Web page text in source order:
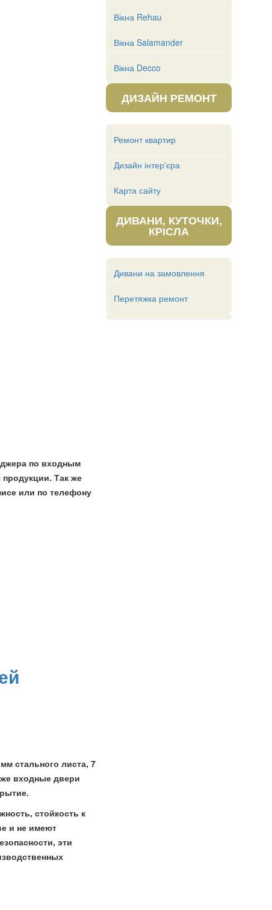
по входным
Так же
или по телефону
стального листа, 7
входные двери
стойкость к
и не имеют
эти
Вікна Rehau
Вікна Salamander
Вікна Decco
ДИЗАЙН РЕМОНТ
Ремонт квартир
Дизайн інтер'єра
Карта сайту
ДИВАНИ, КУТОЧКИ,
КРІСЛА
Дивани на замовлення
Перетяжка ремонт